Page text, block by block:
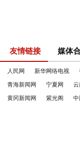
友情链接 媒体
人民网 新华网络电视
青海新闻网
宁夏网 云
黄冈新闻网
紫光阁 中